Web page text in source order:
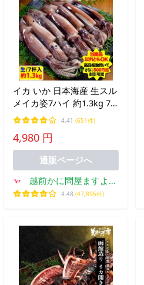
イカ いか 日本海産 生スル
メイカ姿7ハイ 約1.3kg 7
尾 1300g IQF冷凍 解凍後
に吸盤が吸いつく鮮度 塩
辛 お刺し身OK 刺身 魚介
類 烏賊 海鮮 爆買
4.41 (651件)
4,980 円
通販ページへ
越前かに問屋ますよね
ヤフー店
4.48 (47,896件)